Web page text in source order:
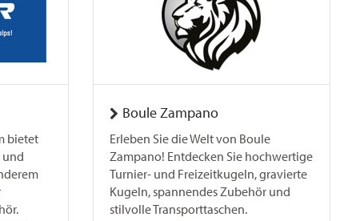
bietet
und
Boule Zampano
Erleben Sie die Welt von Boule
Zampano! Entdecken Sie hochwertige
Turnier- und Freizeitkugeln, gravierte
Kugeln, spannendes Zubehör und
stilvolle Transporttaschen.